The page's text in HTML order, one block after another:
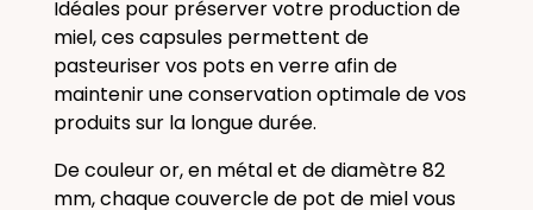
Idéales pour préserver votre production de
miel, ces capsules permettent de
pasteuriser vos pots en verre afin de
maintenir une conservation optimale de vos
produits sur la longue durée.
De couleur or, en métal et de diamètre 82
mm, chaque couvercle de pot de miel vous